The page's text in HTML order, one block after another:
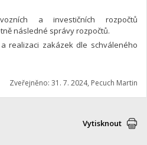
a investičních rozpočtů
následné správy rozpočtů.
realizaci zakázek dle schváleného
Zveřejněno: 31. 7. 2024, Pecuch Martin
Vytisknout